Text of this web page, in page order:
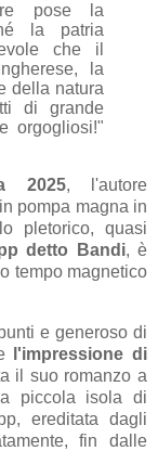
pose la
la patria
che il
la
della natura
di grande
orgogliosi!"
2025, l'autore
pompa magna in
pletorico, quasi
detto Bandi, è
tempo magnetico
e generoso di
l'impressione di
il suo romanzo a
piccola isola di
ereditata dagli
fin dalle